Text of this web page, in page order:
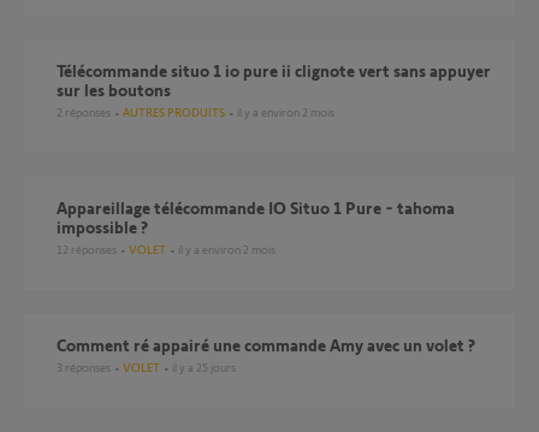
télécommande situo 1 io pure ii clignote vert sans appuyer
sur les boutons
2 réponses AUTRES PRODUITS il y a environ 2 mois
appareillage télécommande IO Situo 1 Pure - tahoma
impossible ?
12 réponses VOLET il y a environ 2 mois
Comment ré appairé une commande Amy avec un volet ?
3 réponses VOLET il y a 25 jours